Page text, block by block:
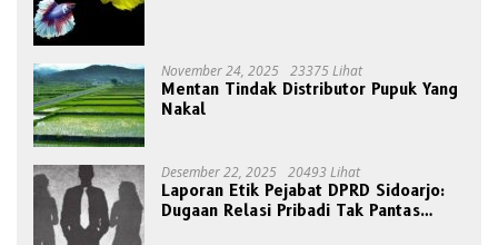
November 24, 2025 23375 Lihat
Mentan Tindak Distributor Pupuk Yang
Nakal
Desember 22, 2025 20493 Lihat
Laporan Etik Pejabat DPRD Sidoarjo:
Dugaan Relasi Pribadi Tak Pantas